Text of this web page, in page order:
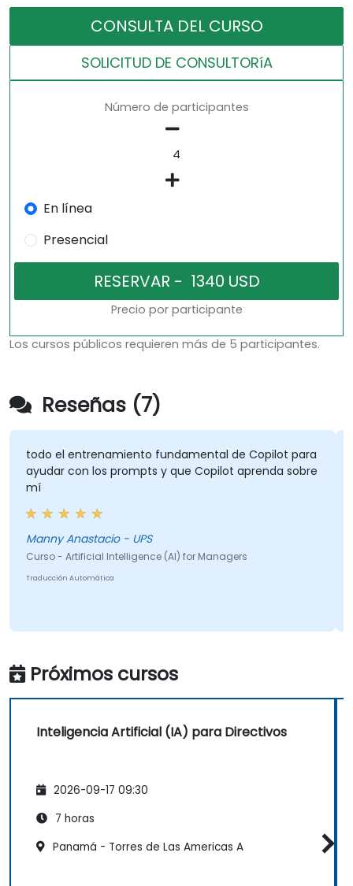
CONSULTA DEL CURSO
SOLICITUD DE CONSULTORíA
Número de participantes
En línea
Presencial
Precio por participante
Los cursos públicos requieren más de 5 participantes.
Reseñas (7)
entrenamiento fundamental de Copilot para
con los prompts y que Copilot aprenda sobre
Anastacio - UPS
Artificial Intelligence (AI) for Managers
Automática
algunos
paciente
Próximos cursos
Inteligencia Artificial (IA) para Directivos
2026-09-17 09:30
7 horas
Panamá - Torres de Las Americas A